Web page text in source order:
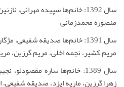
سال 1392: خانم‌ها سپیده
منصوره محمدزمانی
سال 1391: خانم‌ها صدیقه شفیعی،
مریم کشیر، نجمه اخلی، مریم گرزین،
سال 1389: خانم‌ها ساره
زهرا گرزین، ماریه ایزد، صدیقه